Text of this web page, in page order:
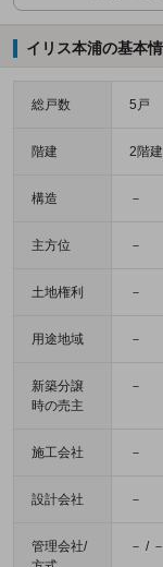
イリス本浦の基本
総戸数 5戸
階建 2階建
構造 －
主方位 －
土地権利 －
用途地域 －
新築分譲
時の売主
－
施工会社 －
設計会社 －
管理会社/
－ / －